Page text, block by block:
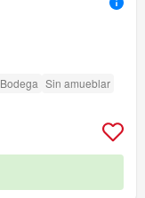
Bodega Sin amueblar